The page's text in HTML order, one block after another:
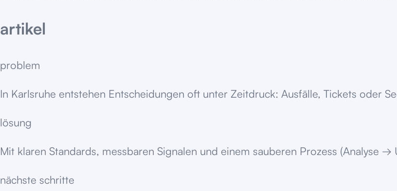
artikel
problem
In Karlsruhe entstehen Entscheidungen oft unter Zeitdruck: Ausfälle, Tickets oder
lösung
Mit klaren Standards, messbaren Signalen und einem sauberen Prozess (Analyse
nächste schritte